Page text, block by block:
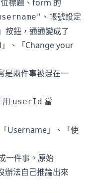
標題、form 的
、帳號設定
鈕，通通變成了
、「Change your
是兩件事被混在一
用 userId 當
Username」、「使
一件事。原始
辦法自己推論出來